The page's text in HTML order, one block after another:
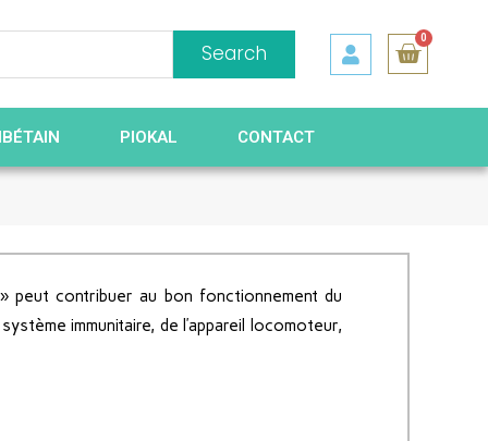
Search
0
PIOKAL CONTACT
peut contribuer au bon fonctionnement du
immunitaire, de l’appareil locomoteur,